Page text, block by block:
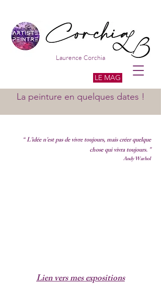
Laurence Corchia
LE MAG
La peinture en quelques dates !
“ L'idée n'est pas de vivre toujours, maiscréer quelque
chose qui vivra toujours. "
Andy Warhol
Lien vers mes expositions